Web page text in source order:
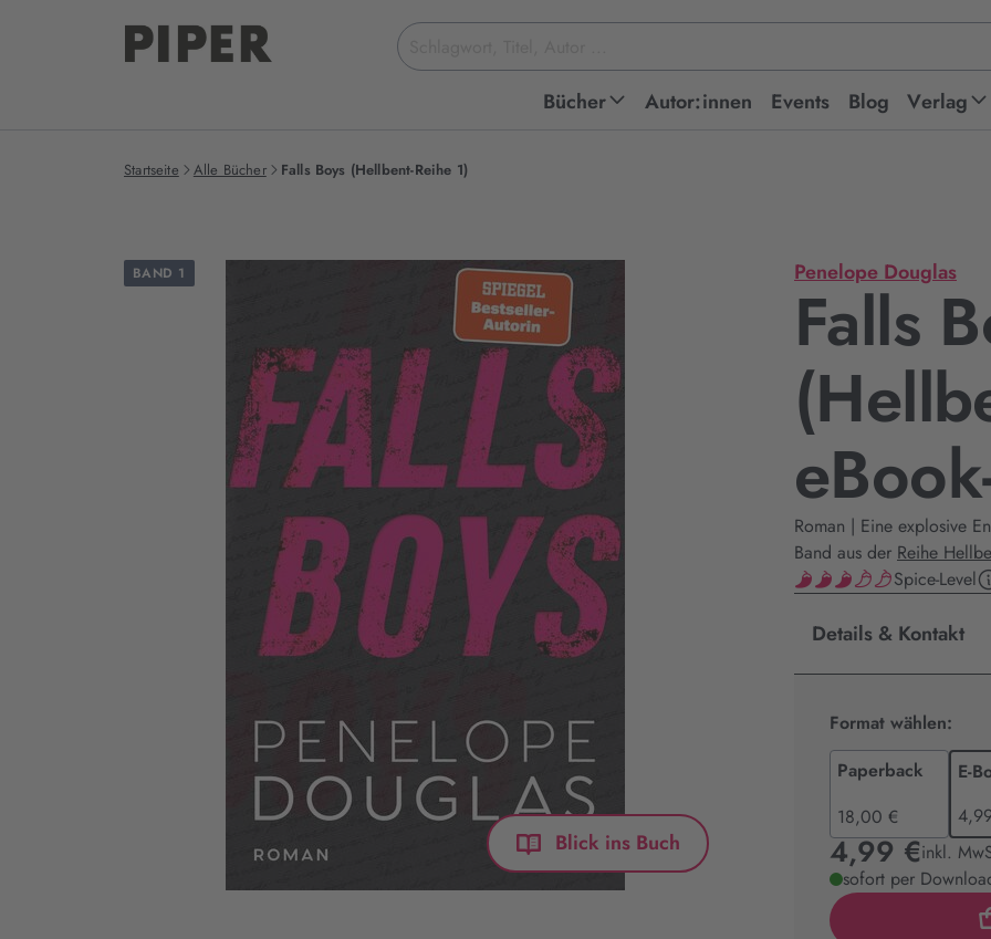
Suchbegriff
eingeben
Bücher Autor:innen Events Blog Verlag
Startseite Alle Bücher Falls Boys (Hellbent-Reihe 1)
BAND 1
Blick ins Buch
Penelope Douglas
Falls
Roman | Eine explosive
Band aus der Reihe
Spice-Level
Details & Kontakt
Format wählen:
Paperback
18,00 €
E-
4,99 €inkl.
sofort per